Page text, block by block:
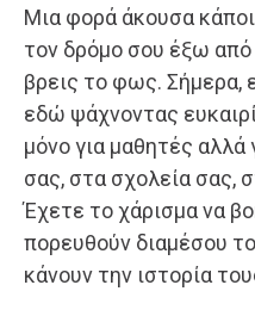
Μια φορά άκουσα
τον δρόμο σου έξω από
βρεις το φως. Σήμερα,
εδώ ψάχνοντας
μόνο για μαθητές αλλά
σας, στα σχολεία σας,
Έχετε το χάρισμα να
πορευθούν διαμέσου
κάνουν την ιστορία